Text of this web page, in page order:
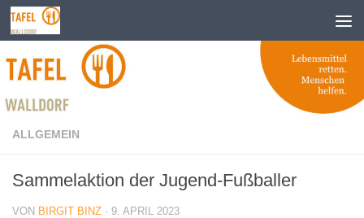
Zum Inhalt springen
ALLGEMEIN
Sammelaktion der Jugend-Fußballer
VON BIRGIT BINZ · 9. APRIL 2023